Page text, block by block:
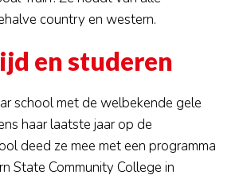
country en western.
en studeren
school met de welbekende gele
haar laatste jaar op de
deed ze mee met een programma
State Community College in